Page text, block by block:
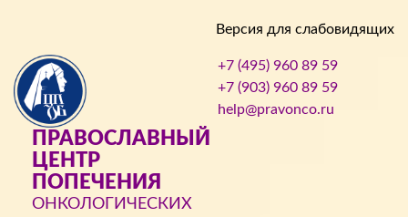
Версия для слабовидящих
ПРАВОСЛАВНЫЙ
ЦЕНТР
ПОПЕЧЕНИЯ
ОНКОЛОГИЧЕСКИХ
+7 (495) 960 89 59
+7 (903) 960 89 59
help@pravonco.ru